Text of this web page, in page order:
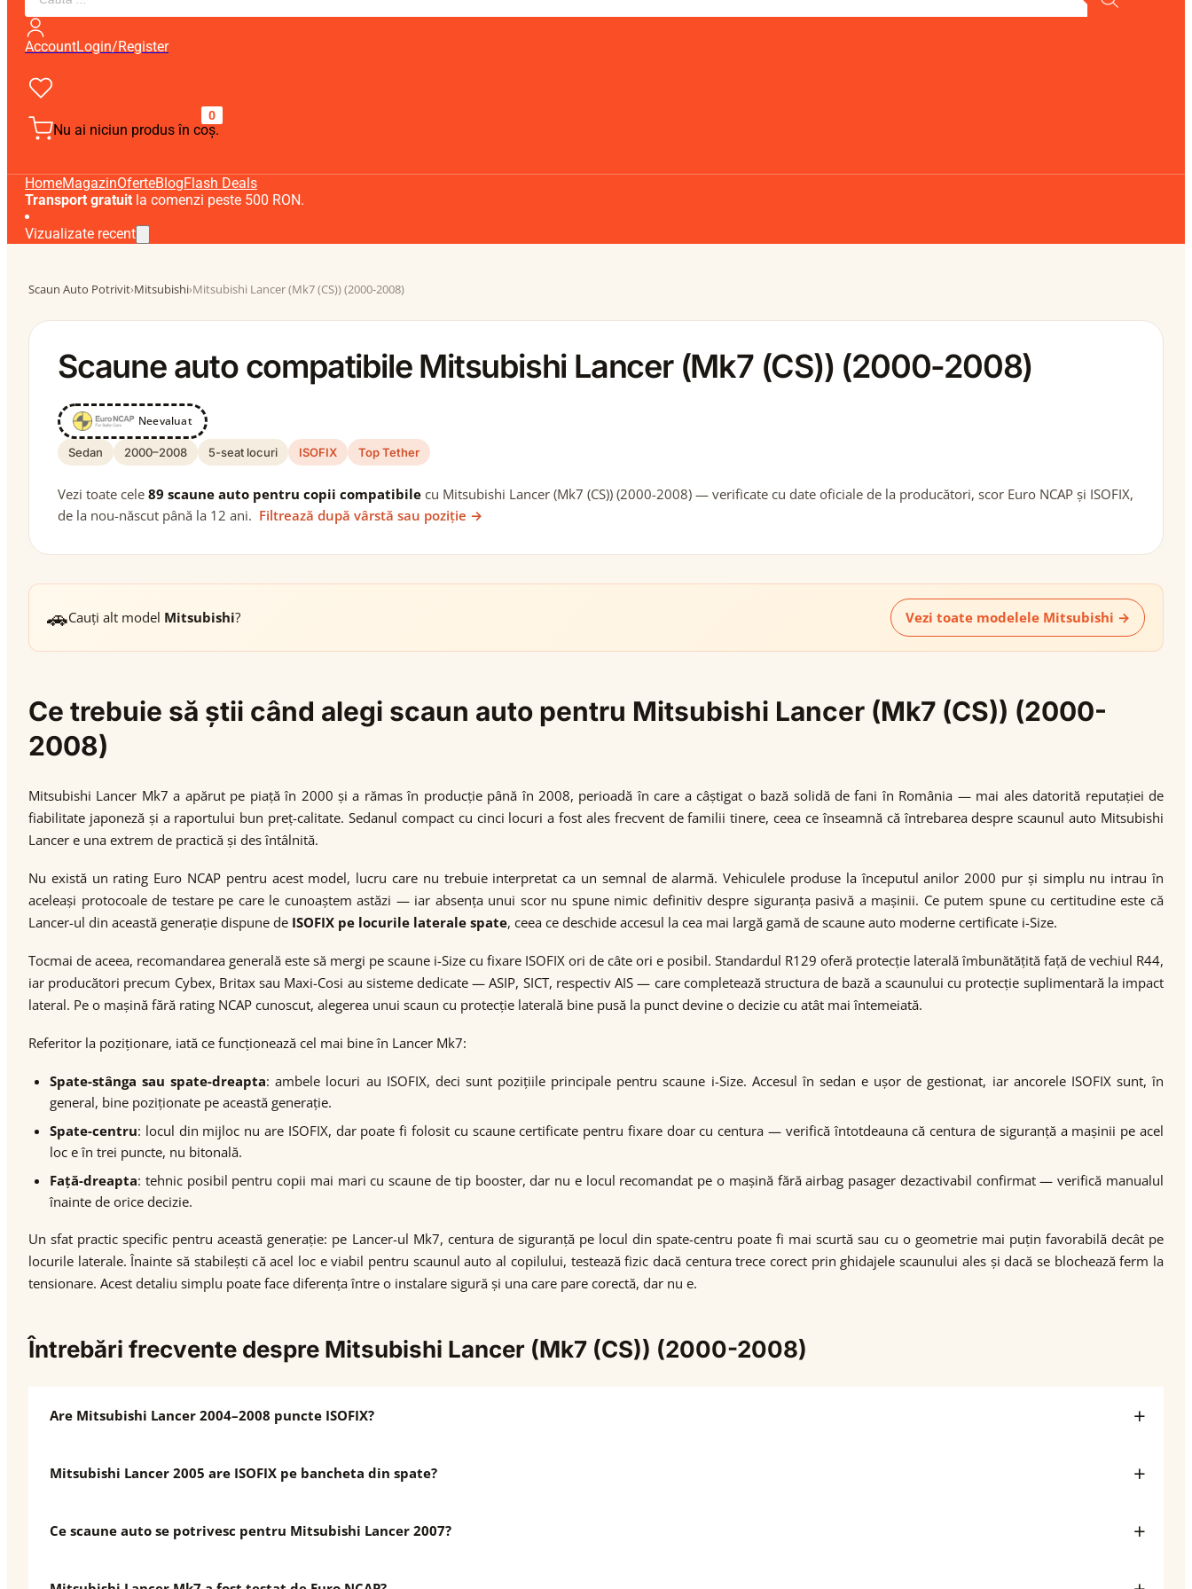
AccountLogin/Register
0
Nu ai niciun produs în coș.
HomeMagazinOferteBlogFlash Deals
Transport gratuit la comenzi peste 500 RON.
Vizualizate recent
Scaun Auto Potrivit›Mitsubishi›Mitsubishi Lancer (Mk7 (CS)) (2000-2008)
Scaune auto compatibile Mitsubishi Lancer (Mk7 (CS)) (2000-2008)
Neevaluat
Sedan 2000–2008 5-seat locuri ISOFIX Top Tether
Vezi toate cele 89 scaune auto pentru copii compatibile cu Mitsubishi Lancer (Mk7 (CS)) (2000-2008) — verificate cu date oficiale de la producători, scor Euro NCAP și ISOFIX,
de la nou-născut până la 12 ani. Filtrează după vârstă sau poziție →
🚗Cauți alt model Mitsubishi? Vezi toate modelele Mitsubishi →
Ce trebuie să știi când alegi scaun auto pentru Mitsubishi Lancer (Mk7 (CS)) (2000-
2008)
Mitsubishi Lancer Mk7 a apărut pe piață în 2000 și a rămas în producție până în 2008, perioadă în care a câștigat o bază solidă de fani în România — mai ales datorită reputației de
fiabilitate japoneză și a raportului bun preț-calitate. Sedanul compact cu cinci locuri a fost ales frecvent de familii tinere, ceea ce înseamnă că întrebarea despre scaunul auto Mitsubishi
Lancer e una extrem de practică și des întâlnită.
Nu există un rating Euro NCAP pentru acest model, lucru care nu trebuie interpretat ca un semnal de alarmă. Vehiculele produse la începutul anilor 2000 pur și simplu nu intrau în
aceleași protocoale de testare pe care le cunoaștem astăzi — iar absența unui scor nu spune nimic definitiv despre siguranța pasivă a mașinii. Ce putem spune cu certitudine este că
Lancer-ul din această generație dispune de ISOFIX pe locurile laterale spate, ceea ce deschide accesul la cea mai largă gamă de scaune auto moderne certificate i-Size.
Tocmai de aceea, recomandarea generală este să mergi pe scaune i-Size cu fixare ISOFIX ori de câte ori e posibil. Standardul R129 oferă protecție laterală îmbunătățită față de vechiul R44,
iar producători precum Cybex, Britax sau Maxi-Cosi au sisteme dedicate — ASIP, SICT, respectiv AIS — care completează structura de bază a scaunului cu protecție suplimentară la impact
lateral. Pe o mașină fără rating NCAP cunoscut, alegerea unui scaun cu protecție laterală bine pusă la punct devine o decizie cu atât mai întemeiată.
Referitor la poziționare, iată ce funcționează cel mai bine în Lancer Mk7:
Spate-stânga sau spate-dreapta: ambele locuri au ISOFIX, deci sunt pozițiile principale pentru scaune i-Size. Accesul în sedan e ușor de gestionat, iar ancorele ISOFIX sunt, în
general, bine poziționate pe această generație.
Spate-centru: locul din mijloc nu are ISOFIX, dar poate fi folosit cu scaune certificate pentru fixare doar cu centura — verifică întotdeauna că centura de siguranță a mașinii pe acel
loc e în trei puncte, nu bitonală.
Față-dreapta: tehnic posibil pentru copii mai mari cu scaune de tip booster, dar nu e locul recomandat pe o mașină fără airbag pasager dezactivabil confirmat — verifică manualul
înainte de orice decizie.
Un sfat practic specific pentru această generație: pe Lancer-ul Mk7, centura de siguranță pe locul din spate-centru poate fi mai scurtă sau cu o geometrie mai puțin favorabilă decât pe
locurile laterale. Înainte să stabilești că acel loc e viabil pentru scaunul auto al copilului, testează fizic dacă centura trece corect prin ghidajele scaunului ales și dacă se blochează ferm la
tensionare. Acest detaliu simplu poate face diferența între o instalare sigură și una care pare corectă, dar nu e.
Întrebări frecvente despre Mitsubishi Lancer (Mk7 (CS)) (2000-2008)
Are Mitsubishi Lancer 2004–2008 puncte ISOFIX?
Mitsubishi Lancer 2005 are ISOFIX pe bancheta din spate?
Ce scaune auto se potrivesc pentru Mitsubishi Lancer 2007?